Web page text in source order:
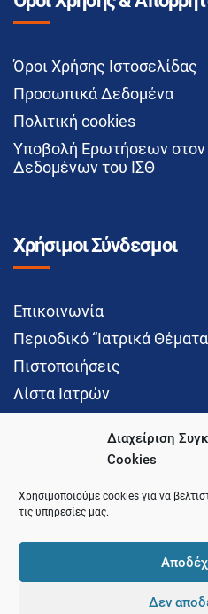
Διαχείριση
Cookies
Χρησιμοποιούμε cookies για να
τις υπηρεσίες μας.
Δεν
Όροι Χρήσης Ιστοσελίδας
Προσωπικά Δεδομένα
Πολιτική cookies
Υποβολή Ερωτήσεων στον
Δεδομένων του ΙΣΘ
Χρήσιμοι Σύνδεσμοι
Επικοινωνία
Περιοδικό “Ιατρικά
Πιστοποιήσεις
Λίστα Ιατρών
Social Media